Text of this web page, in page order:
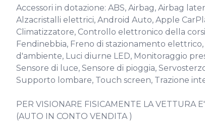
Accessori in dotazione: ABS, Airbag, Airbag
Alzacristalli elettrici, Android Auto, Apple
Climatizzatore, Controllo elettronico della
Fendinebbia, Freno di stazionamento
d'ambiente, Luci diurne LED, Monitoraggio
Sensore di luce, Sensore di pioggia,
Supporto lombare, Touch screen, Trazione
PER VISIONARE FISICAMENTE LA VETTURA
(AUTO IN CONTO VENDITA )